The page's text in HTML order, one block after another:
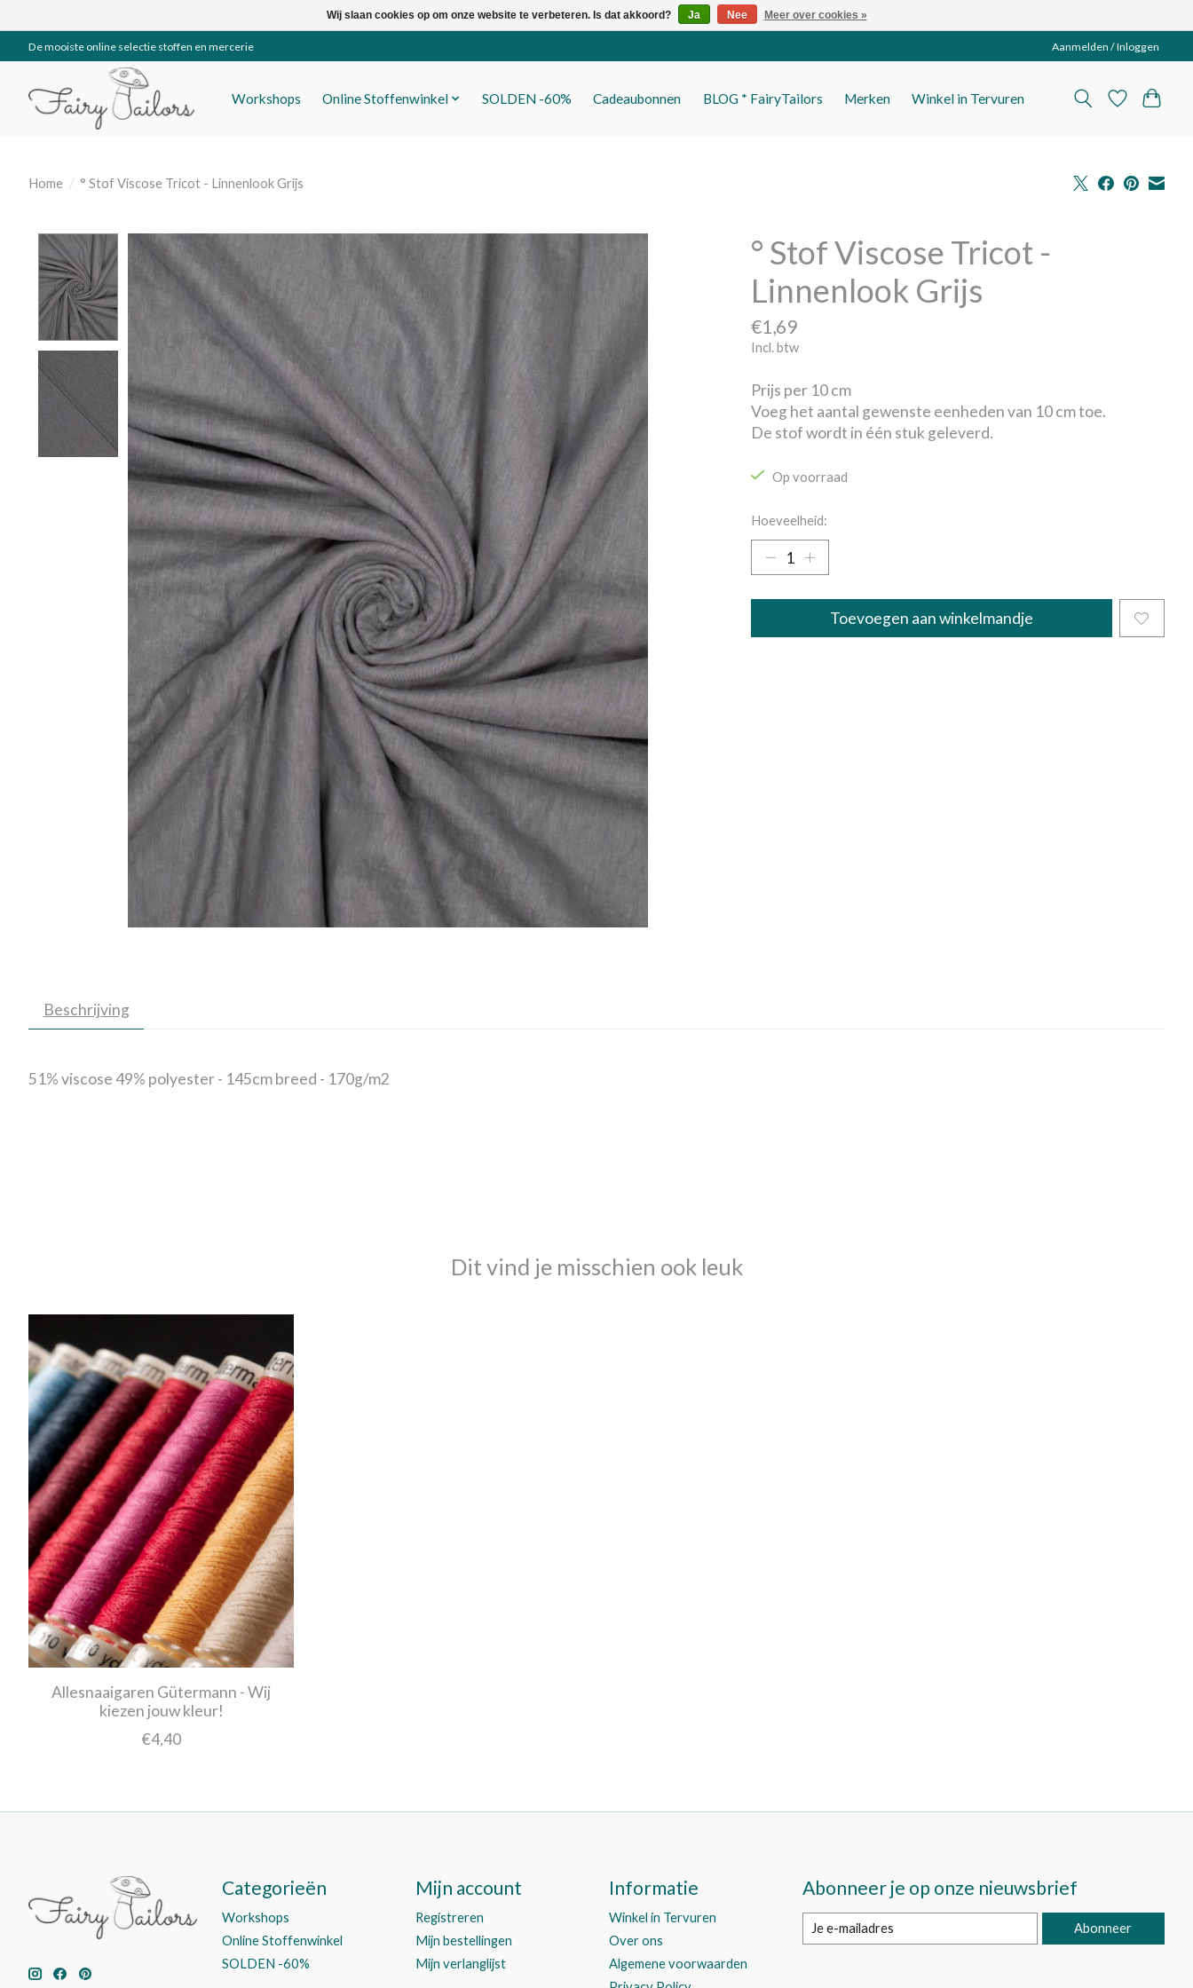
De mooiste online selectie stoffen en mercerie Aanmelden / Inloggen
Workshops Online Stoffenwinkel SOLDEN -60% Cadeaubonnen BLOG * FairyTailors Merken Winkel in Tervuren
Home / ° Stof Viscose Tricot - Linnenlook Grijs
Product image slideshow Items
° Stof Viscose Tricot -
Linnenlook Grijs
€1,69
Incl. btw
Prijs per 10 cm
Voeg het aantal gewenste eenheden van 10 cm toe.
De stof wordt in één stuk geleverd.
Op voorraad
Hoeveelheid:
Toevoegen aan winkelmandje
Beschrijving
51% viscose 49% polyester - 145cm breed - 170g/m2
Dit vind je misschien ook leuk
Allesnaaigaren Gütermann - Wij
kiezen jouw kleur!
€4,40
Categorieën
Workshops
Online Stoffenwinkel
SOLDEN -60%
Mijn account
Registreren
Mijn bestellingen
Mijn verlanglijst
Informatie
Winkel in Tervuren
Over ons
Algemene voorwaarden
Abonneer je op onze nieuwsbrief
Abonneer
Wij slaan cookies op om onze website te verbeteren. Is dat akkoord? Ja Nee Meer over cookies »